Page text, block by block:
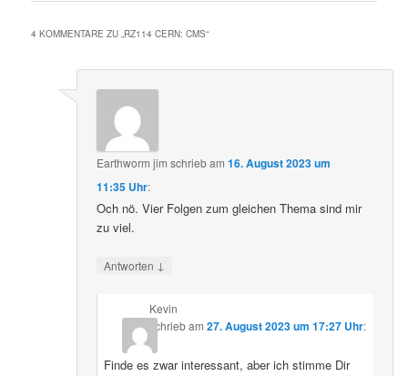
4 KOMMENTARE ZU „ RZ114 CERN: CMS“
Earthworm jim schriebam16. August 2023 um
11:35 Uhr:
Och nö. Vier Folgen zum gleichen Thema sind mir
zu viel.
Antworten ↓
Kevin
schriebam 27. August 2023 um 17:27 Uhr:
Finde es zwar interessant, aber ich stimme Dir